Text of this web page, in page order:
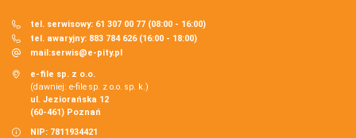
tel. serwisowy: 61 307 00 77 (08:00 - 16:00)
tel. awaryjny: 883 784 626 (16:00 - 18:00)
mail:serwis@e-pity.pl
e-file sp. z o.o.
(dawniej: e-file sp. z o.o. sp. k.)
ul. Jeziorańska 12
(60-461) Poznań
NIP: 7811934421